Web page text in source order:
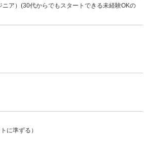
ニア）(30代からでもスタートできる未経験OKの
に準ずる）